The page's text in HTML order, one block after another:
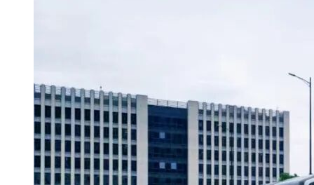
ARTF 强调，此次评标标准为技术方案占65分、经济方案占
，总分100分。技术方案至少需获得48.75分才可进入下
一阶段。评审将重点考察车辆性能、国产化比例及列车最